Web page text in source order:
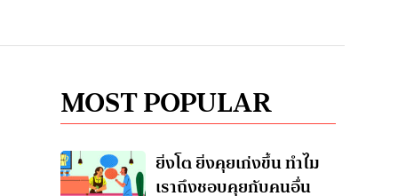
MOST POPULAR
ยิ่งโต ยิ่งคุยเก่งขึ้น ทำไม
เราถึงชอบคุยกับคนอื่น